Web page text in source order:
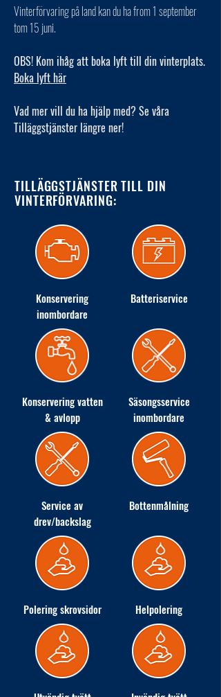
Vinterförvaring på land kan du ha from 1 september
tom 15 juni.
OBS! Kom ihåg att boka lyft till din vinterplats.
Boka lyft här
Vad mer vill du ha hjälp med? Se våra
Tilläggstjänster längre ner!
TILLÄGGSTJÄNSTER TILL DIN
VINTERFÖRVARING:
Konservering
inombordare
Batteriservice
Konservering vatten
& avlopp
Säsongsservice
inombordare
Service av
drev/backslag
Bottenmålning
Polering skrovsidor Helpolering